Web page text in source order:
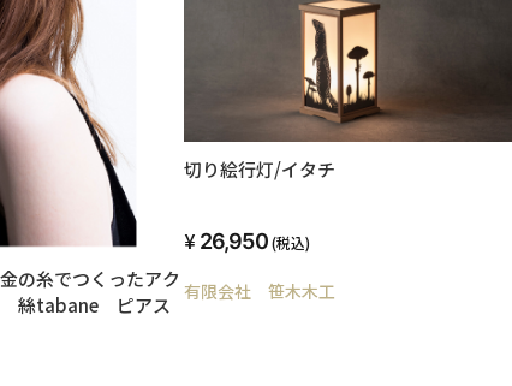
の糸でつくったアク
絲tabane ピアス
切り絵行灯/イタチ
26,950(税込)
有限会社 笹木木工